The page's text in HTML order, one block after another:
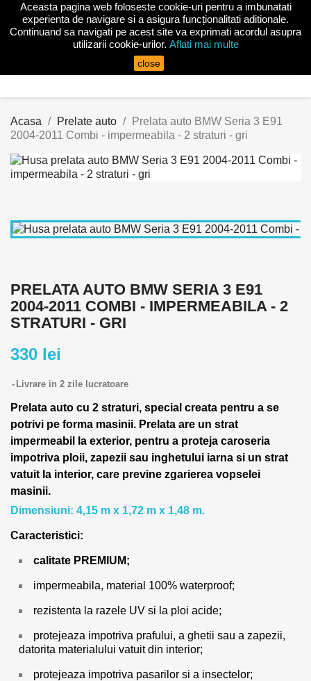

Acasa Prelate auto
Prelata auto BMW Seria 3 E91
2004-2011 Combi - impermeabila - 2 straturi - gri
PRELATA AUTO BMW SERIA 3 E91
2004-2011 COMBI - IMPERMEABILA - 2
STRATURI - GRI
330 lei
Livrare in 2 zile lucratoare
Prelata auto cu 2 straturi, special creata pentru a se
potrivi pe forma masinii. Prelata are un strat
impermeabil la exterior, pentru a proteja caroseria
impotriva ploii, zapezii sau inghetului iarna si un strat
vatuit la interior, care previne zgarierea vopselei
masinii.
Dimensiuni: 4,15 m x 1,72 m x 1,48 m.
Caracteristici:
calitate PREMIUM;
impermeabila, material 100% waterproof;
rezistenta la razele UV si la ploi acide;
protejeaza impotriva prafului, a ghetii sau a zapezii,
datorita materialului vatuit din interior;
protejeaza impotriva pasarilor si a insectelor;
Aceasta pagina web foloseste cookie-uri pentru a imbunatati
experienta de navigare si a asigura funcționalitati aditionale.
Continuand sa navigati pe acest site va exprimati acordul asupra
utilizarii cookie-urilor. Aflati mai multe
close